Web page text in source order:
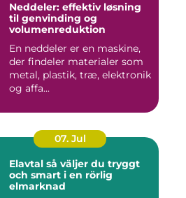
Neddeler: effektiv løsning
til genvinding og
volumenreduktion
En neddeler er en maskine,
der findeler materialer som
metal, plastik, træ, elektronik
og affa...
07. Jul
Elavtal så väljer du tryggt
och smart i en rörlig
elmarknad